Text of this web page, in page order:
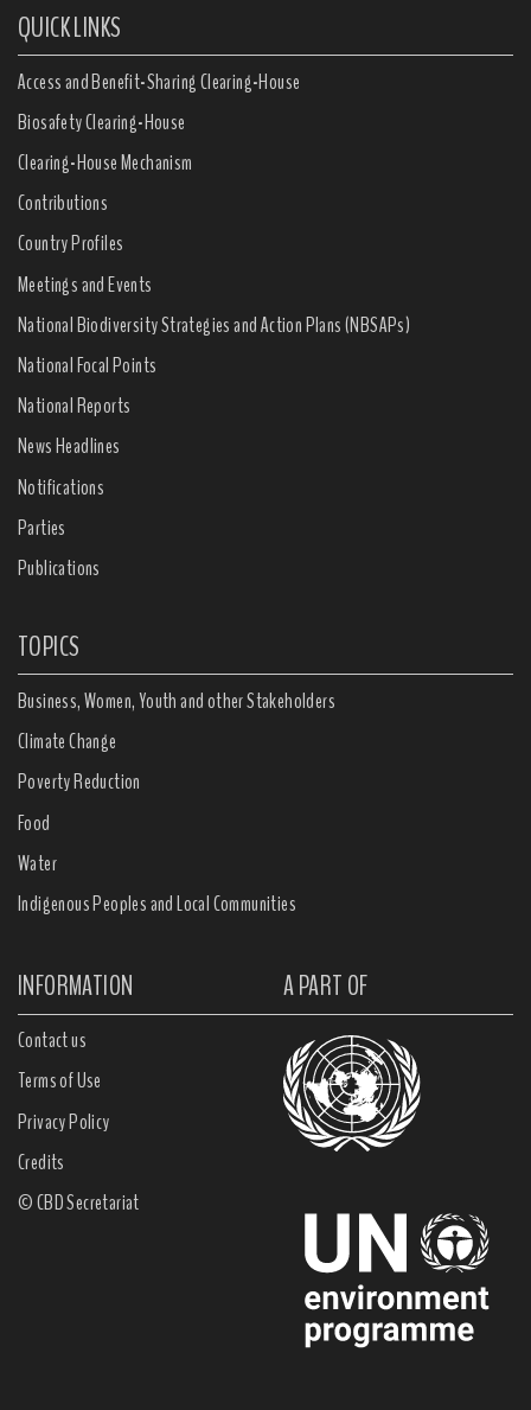
QUICK LINKS
Access and Benefit-Sharing Clearing-House
Biosafety Clearing-House
Clearing-House Mechanism
Contributions
Country Profiles
Meetings and Events
National Biodiversity Strategies and Action Plans (NBSAPs)
National Focal Points
National Reports
News Headlines
Notifications
Parties
Publications
TOPICS
Business, Women, Youth and other Stakeholders
Climate Change
Poverty Reduction
Food
Water
Indigenous Peoples and Local Communities
INFORMATION A PART OF
Contact us
Terms of Use
Privacy Policy
Credits
© CBD Secretariat